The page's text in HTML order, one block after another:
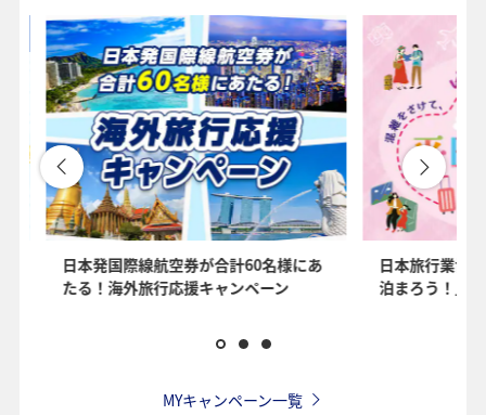
プロモーションコードについて
・表示金額は選択いただいた条件でのもっともおトクな運賃となりま
す。
・表示金額と空席状況は最新ではない場合があります。[検索する]ボタ
ンより最新の空席照会結果をご確認ください。
・「＊」は現在金額が確認できない都市・日付となります。空席照会
結果画面にて最新の情報をご確認ください。
・表示金額には、運賃、燃油特別付加運賃、航空保険特別料金、その
他の各種税金、料金などが含まれます。発券時に再計算するため、変
動する可能性があります。
日本発国際線航空券が合計60名様にあ
たる！海外旅行応援キャンペーン
日本旅行業協
泊まろう！」
MYキャンペーン一覧